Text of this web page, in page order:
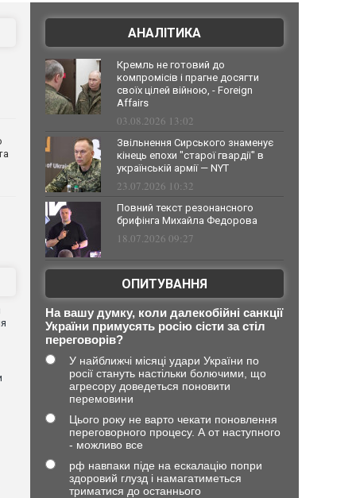
АНАЛІТИКА
Кремль не готовий до
компромісів і прагне досягти
своїх цілей війною, - Foreign
Affairs
03.08.2026 13:02
Звільнення Сирського знаменує
кінець епохи "старої гвардії" в
українській армії — NYT
23.07.2026 10:32
Повний текст резонансного
брифінга Михайла Федорова
18.07.2026 09:27
ОПИТУВАННЯ
На вашу думку, коли далекобійні санкції
України примусять росію сісти за стіл
переговорів?
У найближчі місяці удари України по
росії стануть настільки болючими, що
агресору доведеться поновити
перемовини
Цього року не варто чекати поновлення
переговорного процесу. А от наступного
- можливо все
рф навпаки піде на ескалацію попри
здоровий глузд і намагатиметься
триматися до останнього